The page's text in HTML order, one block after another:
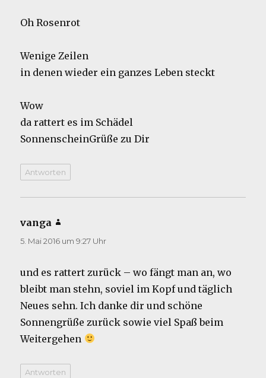
Oh Rosenrot
Wenige Zeilen
in denen wieder ein ganzes Leben steckt
Wow
da rattert es im Schädel
SonnenscheinGrüße zu Dir
Antworten
vanga
5. Mai 2016 um 9:27 Uhr
und es rattert zurück – wo fängt man an, wo
bleibt man stehn, soviel im Kopf und täglich
Neues sehn. Ich danke dir und schöne
Sonnengrüße zurück sowie viel Spaß beim
Weitergehen
Antworten